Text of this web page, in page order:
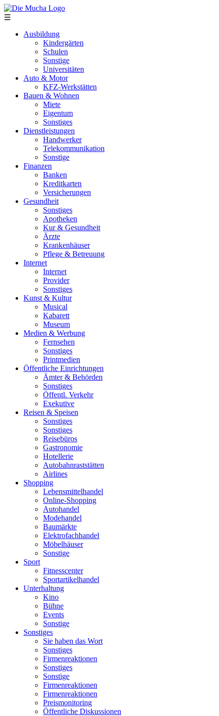
Direkt zum Inhalt
☰
Ausbildung
Kindergärten
Schulen
Sonstige
Universitäten
Auto & Motor
KFZ-Werkstätten
Bauen & Wohnen
Miete
Eigentum
Sonstiges
Dienstleistungen
Handwerker
Telekommunikation
Sonstige
Finanzen
Banken
Kreditkarten
Versicherungen
Gesundheit
Sonstiges
Apotheken
Kur & Gesundheit
Ärzte
Krankenhäuser
Pflege & Betreuung
Internet
Internet
Provider
Sonstiges
Kunst & Kultur
Musical
Kabarett
Museum
Medien & Werbung
Fernsehen
Sonstiges
Printmedien
Öffentliche Einrichtungen
Ämter & Behörden
Sonstiges
Öffentl. Verkehr
Exekutive
Reisen & Speisen
Sonstiges
Sonstiges
Reisebüros
Gastronomie
Hotellerie
Autobahnraststätten
Airlines
Shopping
Lebensmittelhandel
Online-Shopping
Autohandel
Modehandel
Baumärkte
Elektrofachhandel
Möbelhäuser
Sonstige
Sport
Fitnesscenter
Sportartikelhandel
Unterhaltung
Kino
Bühne
Events
Sonstige
Sonstiges
Sie haben das Wort
Sonstiges
Firmenreaktionen
Sonstiges
Sonstige
Firmenreaktionen
Firmenreaktionen
Preismonitoring
Öffentliche Diskussionen